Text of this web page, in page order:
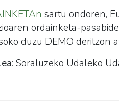
sartu ondoren,
ordainketa-
duzu DEMO deritzon
: Soraluzeko Udaleko